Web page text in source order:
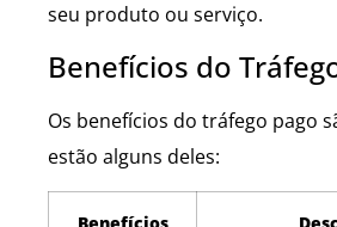
seu produto ou serviço.
Benefícios do
Os benefícios do tráfego pago
estão alguns deles: